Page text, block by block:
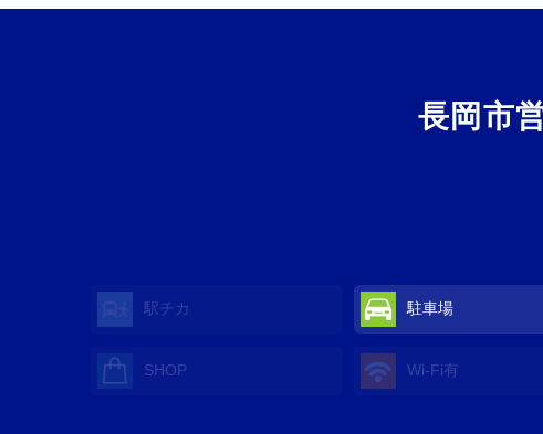
長岡市
駅チカ 駐車場
SHOP Wi-Fi有